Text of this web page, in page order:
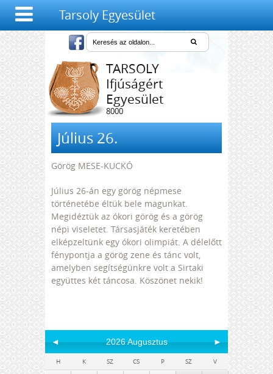
Tarsoly Egyesület
TARSOLY
Ifjúságért
Egyesület
8000
Székesfehérvár,
Július 26.
Görög MESE-KUCKÓ
Július 26-án egy görög népmese
történetébe éltük bele magunkat.
Megidéztük az ókori görög és a görög
népi viseletet. Társasjáték keretében
elképzeltünk egy ókori olimpiát. A délelőtt
fénypontja a görög zene és tánc volt,
amelyben segítségünkre volt a Sirtaki
együttes két táncosa. Köszönet nekik!
◄ 2026 Augusztus ►
H K SZ CS P SZ V